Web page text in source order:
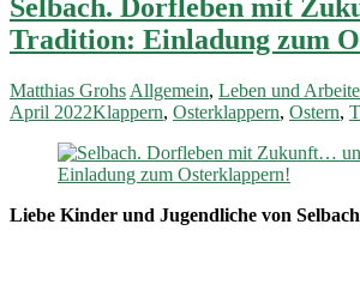
Selbach. Dorfleben mit
Tradition: Einladung zum
Matthias Grohs Allgemein, Leben und
April 2022Klappern, Osterklappern, Ostern,
Liebe Kinder und Jugendliche von